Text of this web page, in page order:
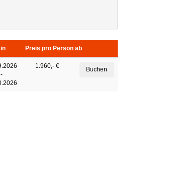
Preis pro Person ab
-
1.960,- €